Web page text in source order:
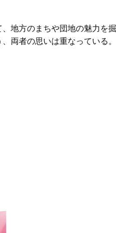
地方のまちや団地の魅力を
両者の思いは重なっている。